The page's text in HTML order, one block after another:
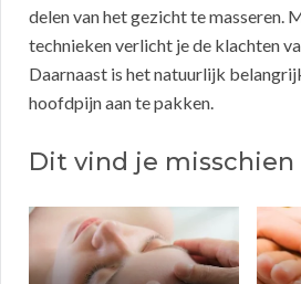
delen van het gezicht te masseren.
technieken verlicht je de klachten
Daarnaast is het natuurlijk
hoofdpijn aan te pakken.
Dit vind je misschien